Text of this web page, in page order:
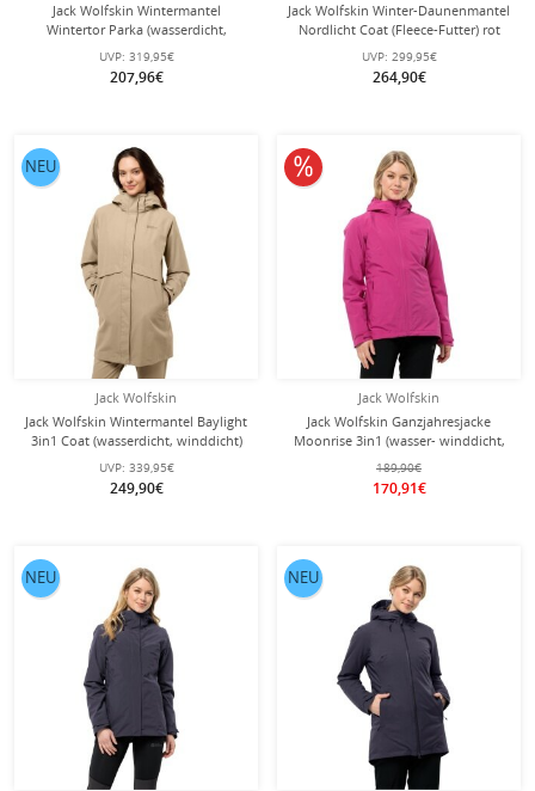
Jack Wolfskin Wintermantel
Wintertor Parka (wasserdicht,
Fleece-Futter) schwarz Damen
UVP: 319,95€
207,96€
Jack Wolfskin Winter-Daunenmantel
Nordlicht Coat (Fleece-Futter) rot
Damen
UVP: 299,95€
264,90€
Jack Wolfskin
Jack Wolfskin Wintermantel Baylight
3in1 Coat (wasserdicht, winddicht)
hellbraun Damen
UVP: 339,95€
249,90€
NEU
Jack Wolfskin
Jack Wolfskin Ganzjahresjacke
Moonrise 3in1 (wasser- winddicht,
mit Fleece-Innenjacke) magenta
Damen
189,90€
170,91€
10% reduziert
NEU NEU